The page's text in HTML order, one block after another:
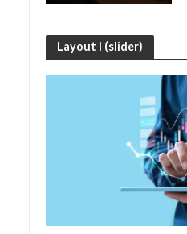
Layout I (slider)